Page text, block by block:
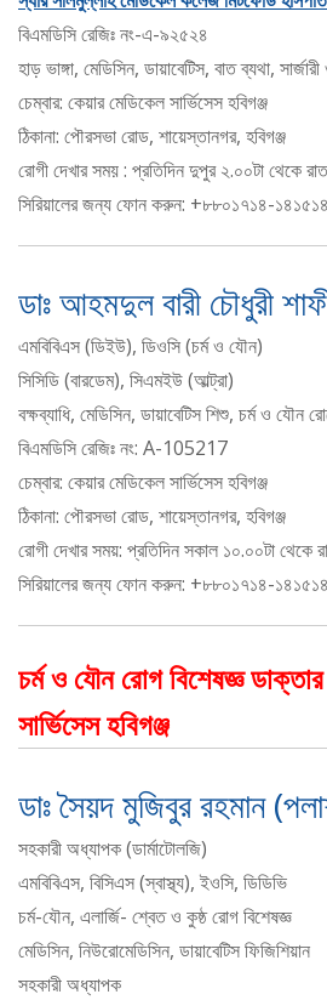
বিএমডিসি রেজিঃ নং-এ-৯২৫২৪
হাড় ভাঙ্গা, মেডিসিন, ডায়াবেটিস, বাত ব্যথা,
চেম্বার: কেয়ার মেডিকেল সার্ভিসেস হবিগঞ্জ
ঠিকানা: পৌরসভা রোড, শায়েস্তানগর, হবিগঞ্জ
রোগী দেখার সময় : প্রতিদিন দুপুর ২.০০টা থেকে
সিরিয়ালের জন্য ফোন করুন: +৮৮০১৭১৪-১৪১৫১৪
ডাঃ আহমদুল বারী চৌধুরী
এমবিবিএস (ডিইউ), ডিওসি (চর্ম ও যৌন)
সিসিডি (বারডেম), সিএমইউ (আল্ট্রা)
বক্ষব্যাধি, মেডিসিন, ডায়াবেটিস শিশু, চর্ম ও যৌন
বিএমডিসি রেজিঃ নং: A-105217
চেম্বার: কেয়ার মেডিকেল সার্ভিসেস হবিগঞ্জ
ঠিকানা: পৌরসভা রোড, শায়েস্তানগর, হবিগঞ্জ
রোগী দেখার সময়: প্রতিদিন সকাল ১০.০০টা থেকে
সিরিয়ালের জন্য ফোন করুন: +৮৮০১৭১৪-১৪১৫১৪
চর্ম ও যৌন রোগ বিশেষজ্ঞ
সার্ভিসেস হবিগঞ্জ
ডাঃ সৈয়দ মুজিবুর রহমান
সহকারী অধ্যাপক (ডার্মাটোলজি)
এমবিবিএস, বিসিএস (স্বাস্থ্য), ইওসি, ডিডিভি
চর্ম-যৌন, এলার্জি- শ্বেত ও কুষ্ঠ রোগ বিশেষজ্ঞ
মেডিসিন, নিউরোমেডিসিন, ডায়াবেটিস ফিজিশিয়ান
সহকারী অধ্যাপক